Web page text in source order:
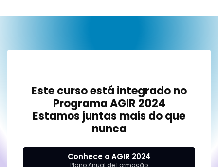
Este curso está integrado no
Programa AGIR 2024
Estamos juntas mais do que
nunca
Conhece o AGIR 2024
Plano Anual de Formação